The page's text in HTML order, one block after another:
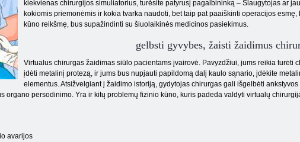
kiekvienas chirurgijos simuliatorius, turėsite patyrusį pagalbininką – Slaugytojas ar
kokiomis priemonėmis ir kokia tvarka naudoti, bet taip pat paaiškinti operacijos
kūno reikšmę, bus supažindinti su šiuolaikinės medicinos pasiekimus.
gelbsti gyvybes, žaisti žaidimus
Virtualus chirurgas žaidimas siūlo pacientams įvairovė. Pavyzdžiui, jums reikia turėti
įdėti metalinį protezą, ir jums bus nupjauti papildomą dalį kaulo sąnario, įdėkite
elementus. Atsižvelgiant į žaidimo istoriją, gydytojas chirurgas gali išgelbėti
organo persodinimo. Yra ir kitų problemų fizinio kūno, kuris padeda valdyti virtualų
avarijos